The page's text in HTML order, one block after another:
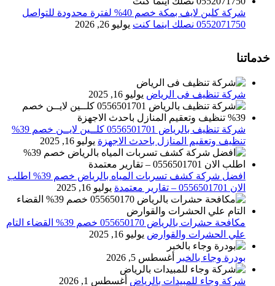
شركة كلين لايف بمكة خصم 40% لفترة محدودة للتواصل
0552071750 نصلك اينما كنت
يوليو 26, 2026
خدماتنا
شركة تنظيف فى الرياض يوليو 16, 2025
شركة تنظيف بالرياض 0556501701 كلــين لايــن خصم 39%
تنظيف وتعقيم المنازل باحدث الاجهزة يوليو 16, 2025
افضل شركة كشف تسربات المياه بالرياض خصم 39% اطلب
الان 0556501701‬‏ – تقارير معتمدة
يوليو 16, 2025
مكافحة حشرات بالرياض 055650170 خصم 39% القضاء التام
علي الحشرات والقوارض يوليو 16, 2025
بودرة وجاء بالخبر أغسطس 5, 2026
شركة وجاء للمبيدات بالرياض أغسطس 1, 2026